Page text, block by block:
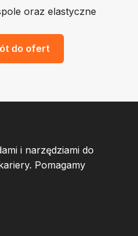
oraz elastyczne
do ofert
i narzędziami do
Pomagamy